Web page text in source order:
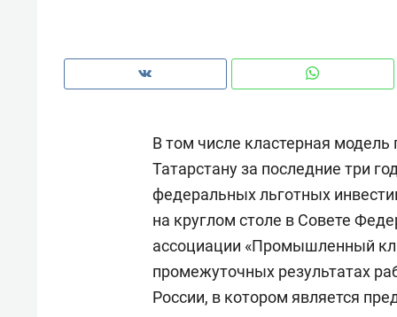
В том числе кластерная
Татарстану за последние три
федеральных льготных
на круглом столе в Совете
ассоциации «Промышленный
промежуточных результатах
России, в котором является
Рекомендуем
Падел, фитнес, танцы и даже
ниндзя-зал: как ТРЦ «Франт»
стал Меккой для любителей
когда
свою